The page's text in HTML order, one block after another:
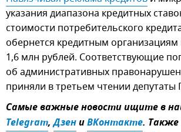
указания диапазона кредитных
стоимости потребительского
обернется кредитным
1,6 млн рублей. Соответствующие
об административных
приняли в третьем чтении депутаты
Самые важные новости ищите в
Telegram,ДзениВКонтакте. Также